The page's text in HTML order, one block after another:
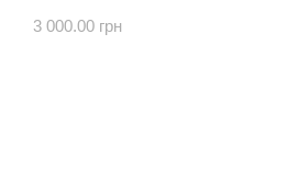
3 000.00 грн